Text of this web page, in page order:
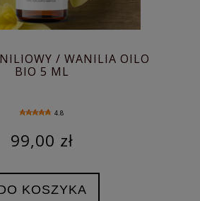
/ WANILIA OILO
BIO 5 ML
4.8
99,00 zł
KOSZYKA